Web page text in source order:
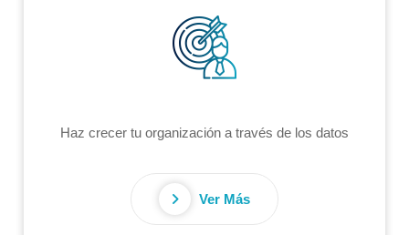
Haz crecer tu organización a través de los datos
Ver Más